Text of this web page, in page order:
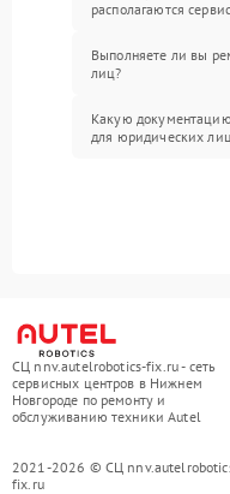
располагаются
Выполняете ли вы
лиц?
Какую
для юридических
СЦ nnv.autelrobotics-fix.ru - сеть
сервисных центров в Нижнем
Новгороде по ремонту и
обслуживанию техники Autel
2021-2026 © СЦ
fix.ru